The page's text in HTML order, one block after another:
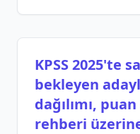
KPSS 2025'te
bekleyen
dağılımı,
rehberi